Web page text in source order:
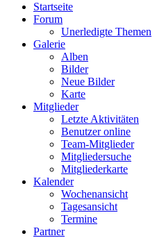
Startseite
Forum
Unerledigte Themen
Galerie
Alben
Bilder
Neue Bilder
Karte
Mitglieder
Letzte Aktivitäten
Benutzer online
Team-Mitglieder
Mitgliedersuche
Mitgliederkarte
Kalender
Wochenansicht
Tagesansicht
Termine
Partner